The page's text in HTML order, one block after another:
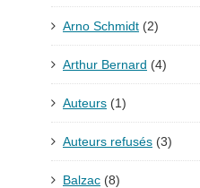
Arno Schmidt (2)
Arthur Bernard (4)
Auteurs (1)
Auteurs refusés (3)
Balzac (8)